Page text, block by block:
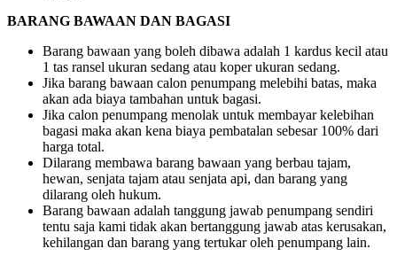
BARANG BAWAAN DAN BAGASI
Barang bawaan yang boleh dibawa adalah 1 kardus kecil atau
1 tas ransel ukuran sedang atau koper ukuran sedang.
Jika barang bawaan calon penumpang melebihi batas, maka
akan ada biaya tambahan untuk bagasi.
Jika calon penumpang menolak untuk membayar kelebihan
bagasi maka akan kena biaya pembatalan sebesar 100% dari
harga total.
Dilarang membawa barang bawaan yang berbau tajam,
hewan, senjata tajam atau senjata api, dan barang yang
dilarang oleh hukum.
Barang bawaan adalah tanggung jawab penumpang sendiri
tentu saja kami tidak akan bertanggung jawab atas kerusakan,
kehilangan dan barang yang tertukar oleh penumpang lain.